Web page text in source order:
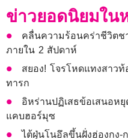
ข่าวยอดนิยมใน
คลื่นความร้อนคร่าชีวิตช
ภายใน 2 สัปดาห์
สยอง! โจรโหดแทงสาว
ทารก
อิหร่านปฏิเสธข้อเสนอหยุ
แคบฮอร์มุซ
ไต้ฝุ่นโนอึลขึ้นฝั่งฮ่องกง-